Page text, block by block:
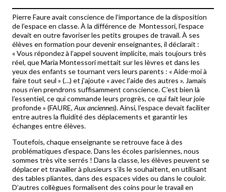
Pierre Faure avait conscience de l’importance de la disposition
de l’espace en classe. À la différence de Montessori, l’espace
devait en outre favoriser les petits groupes de travail. À ses
élèves en formation pour devenir enseignantes, il déclarait :
« Vous répondez à l’appel souvent implicite, mais toujours très
réel, que Maria Montessori mettait sur les lèvres et dans les
yeux des enfants se tournant vers leurs parents : « Aide-moi à
faire tout seul » (…) et j’ajoute « avec l’aide des autres ». Jamais
nous n’en prendrons suffisamment conscience. C’est bien là
l’essentiel, ce qui commande leurs progrès, ce qui fait leur joie
profonde » (FAURE, Aux anciennes). Ainsi, l’espace devait faciliter
entre autres la fluidité des déplacements et garantir les
échanges entre élèves.
Toutefois, chaque enseignante se retrouve face à des
problématiques d’espace. Dans les écoles parisiennes, nous
sommes très vite serrés ! Dans la classe, les élèves peuvent se
déplacer et travailler à plusieurs s’ils le souhaitent, en utilisant
des tables pliantes, dans des espaces vides ou dans le couloir.
D’autres collègues formalisent des coins pour le travail en